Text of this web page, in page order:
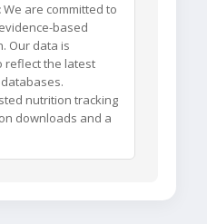
We are committed to
based
Our data is
reflect the latest
nutrition tracking
downloads and a